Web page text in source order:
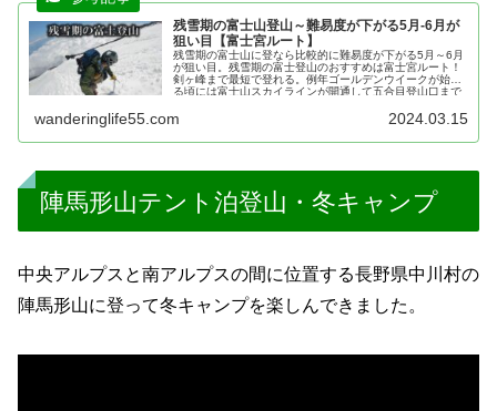
残雪期の富士山登山～難易度が下がる5月-6月が
狙い目【富士宮ルート】
残雪期の富士山に登なら比較的に難易度が下がる5月～6月
が狙い目。残雪期の富士登山のおすすめは富士宮ルート！
剣ヶ峰まで最短で登れる。例年ゴールデンウイークが始ま
る頃には富士山スカイラインが開通して五合目登山口まで
wanderinglife55.com 2024.03.15
陣馬形山テント泊登山・冬キャンプ
中央アルプスと南アルプスの間に位置する長野県中川村の
陣馬形山に登って冬キャンプを楽しんできました。